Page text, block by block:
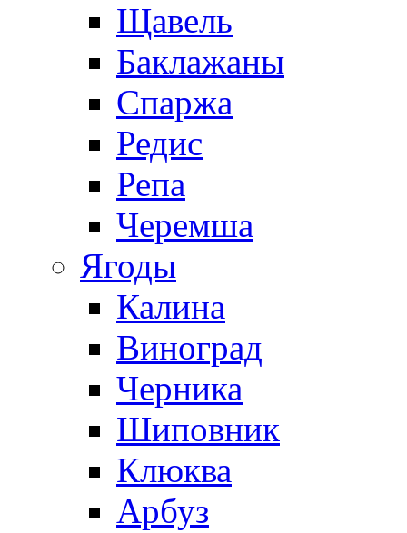
Щавель
Баклажаны
Спаржа
Редис
Репа
Черемша
Ягоды
Калина
Виноград
Черника
Шиповник
Клюква
Арбуз